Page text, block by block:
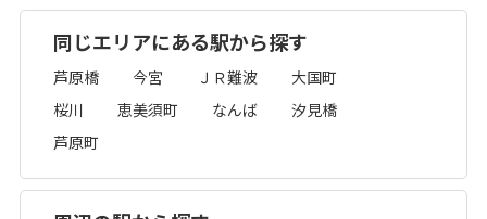
同じエリアにある駅から探す
芦原橋 今宮 ＪＲ難波
大国町
桜川
恵美須町 なんば
汐見橋
芦原町